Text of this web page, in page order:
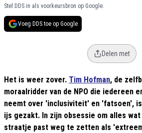
Stel DDS in als voorkeursbron op Google.
Voeg DDS toe op Google
Delen met
Het is weer zover. Tim Hofman, de
moraalridder van de NPO die iedereen
neemt over 'inclusiviteit' en 'fatsoen',
ijs gezakt. In zijn obsessie om alles
straatje past weg te zetten als